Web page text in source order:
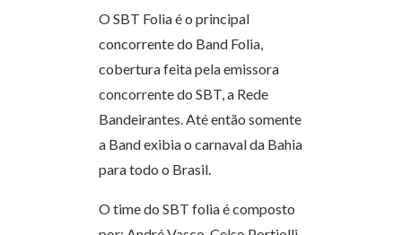
O SBT Folia é o principal
concorrente do Band Folia,
cobertura feita pela emissora
concorrente do SBT, a Rede
Bandeirantes. Até então somente
a Band exibia o carnaval da Bahia
para todo o Brasil.
O time do SBT folia é composto